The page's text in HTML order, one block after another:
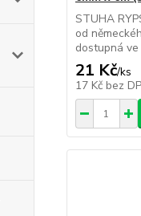
STUHA
od
dostupná
21 Kč/ks
17 Kč bez